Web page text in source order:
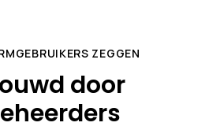
ZEGGEN
door